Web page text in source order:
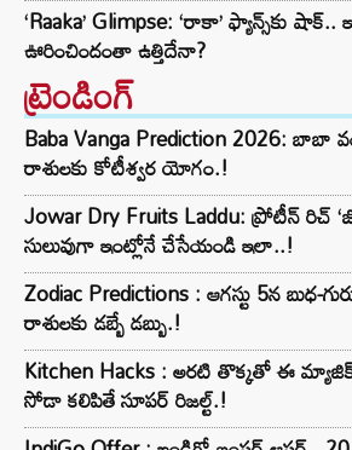
‘Raaka’ Glimpse: ‘రాకా’ ఫ్యాన్స్‌కు షాక్..
ఊరించిందంతా ఉత్తిదేనా?
ట్రెండింగ్‌
Baba Vanga Prediction 2026: బాబా
రాశులకు కోటీశ్వర యోగం.!
Jowar Dry Fruits Laddu: ప్రోటీన్ రిచ్
సులువుగా ఇంట్లోనే చేసేయండి ఇలా..!
Zodiac Predictions : ఆగస్టు 5న
రాశులకు డబ్బే డబ్బు.!
Kitchen Hacks : అరటి తొక్కతో ఈ
సోడా కలిపితే సూపర్ రిజల్ట్.!